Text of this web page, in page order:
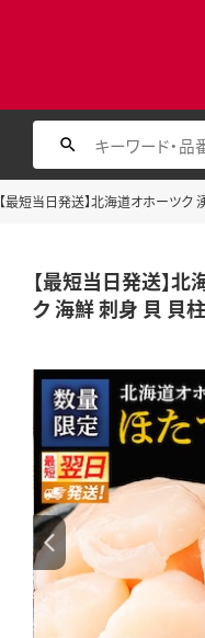
【最短当日発送】北海道オホーツ
【最短当日発送】
ク 海鮮 刺身 貝 貝